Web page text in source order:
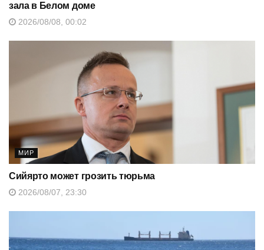
зала в Белом доме
2026/08/08, 00:02
МИР
Сийярто может грозить тюрьма
2026/08/07, 23:30